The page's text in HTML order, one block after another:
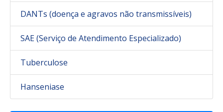
DANTs (doença e agravos não transmissíveis)
SAE (Serviço de Atendimento Especializado)
Tuberculose
Hanseniase